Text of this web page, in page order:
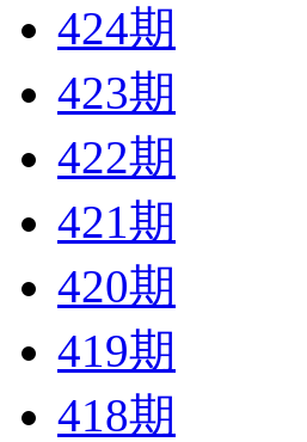
424期
423期
422期
421期
420期
419期
418期